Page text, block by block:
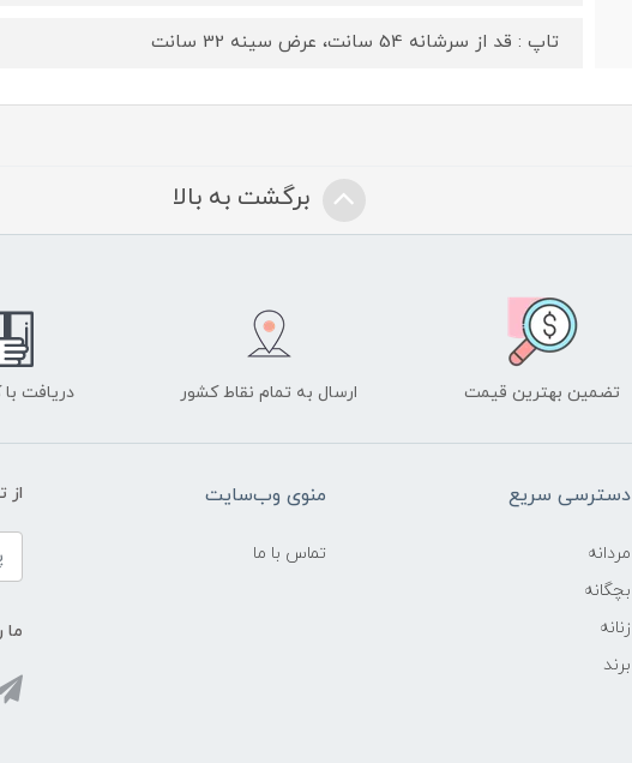
تاپ : قد از سرشانه 54 سانت، عرض سینه 32 سانت
برگشت به بالا
تضمین بهترین قیمت ارسال به تمام نقاط کشور دریافت
دسترسی سریع
مردانه
بچگانه
زنانه
برند
منوی وب‌سایت
تماس با ما
از
ما